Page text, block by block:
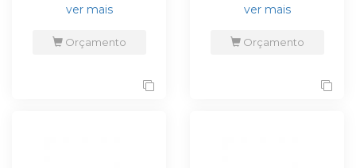
ver mais
Orçamento
ver mais
Orçamento